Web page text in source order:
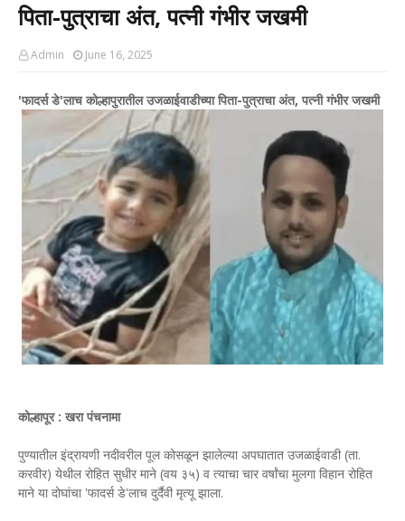
पिता-पुत्राचा अंत, पत्नी गंभीर जखमी
Admin June 16, 2025
'फादर्स डे'लाच कोल्हापुरातील उजळाईवाडीच्या पिता-पुत्राचा अंत, पत्नी गंभीर जखमी
कोल्हापूर : खरा पंचनामा
पुण्यातील इंद्रायणी नदीवरील पूल कोसळून झालेल्या अपघातात उजळाईवाडी (ता.
करवीर) येथील रोहित सुधीर माने (वय ३५) व त्याचा चार वर्षांचा मुलगा विहान रोहित
माने या दोघांचा 'फादर्स डे'लाच दुर्दैवी मृत्यू झाला.